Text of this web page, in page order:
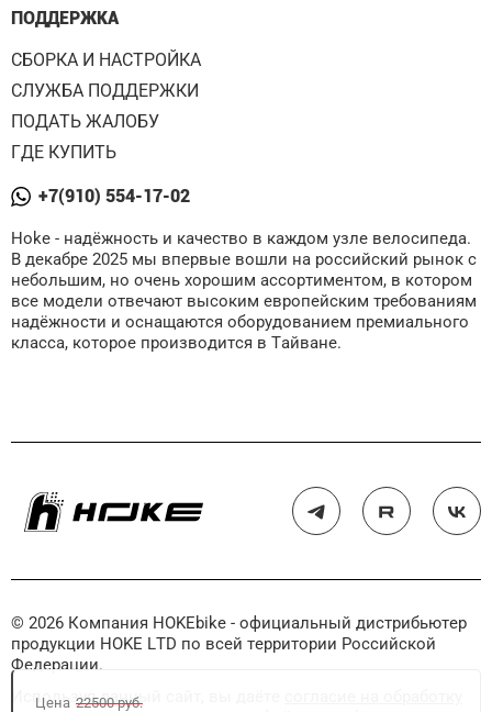
Цена 22500 руб.
ПОДДЕРЖКА
СБОРКА И НАСТРОЙКА
СЛУЖБА ПОДДЕРЖКИ
ПОДАТЬ ЖАЛОБУ
ГДЕ КУПИТЬ
+7(910) 554-17-02
Hoke - надёжность и качество в каждом узле велосипеда.
В декабре 2025 мы впервые вошли на российский рынок с
небольшим, но очень хорошим ассортиментом, в котором
все модели отвечают высоким европейским требованиям
надёжности и оснащаются оборудованием премиального
класса, которое производится в Тайване.
© 2026 Компания HOKEbike - официальный дистрибьютер
продукции HOKE LTD по всей территории Российской
Федерации.
Используя данный сайт, вы даёте